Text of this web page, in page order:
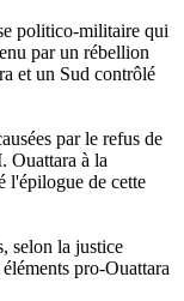
politico-militaire qui
par un rébellion
et un Sud contrôlé
par le refus de
Ouattara à la
l'épilogue de cette
selon la justice
pro-Ouattara